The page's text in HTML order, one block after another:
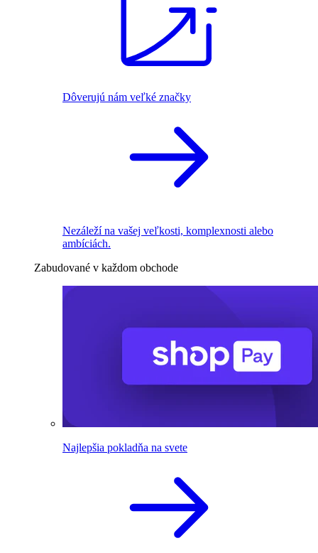
Dôverujú nám veľké značky
Nezáleží na vašej veľkosti, komplexnosti alebo
ambíciách.
Zabudované v každom obchode
Najlepšia pokladňa na svete